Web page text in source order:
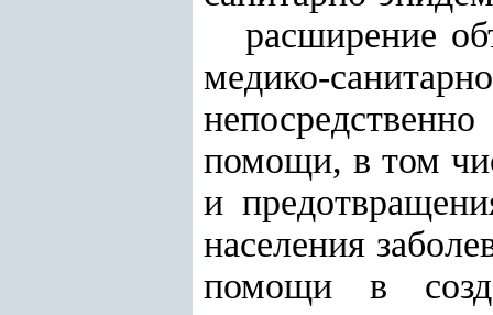
расширение
медико-
помощи, в том
и
населения
помощи в